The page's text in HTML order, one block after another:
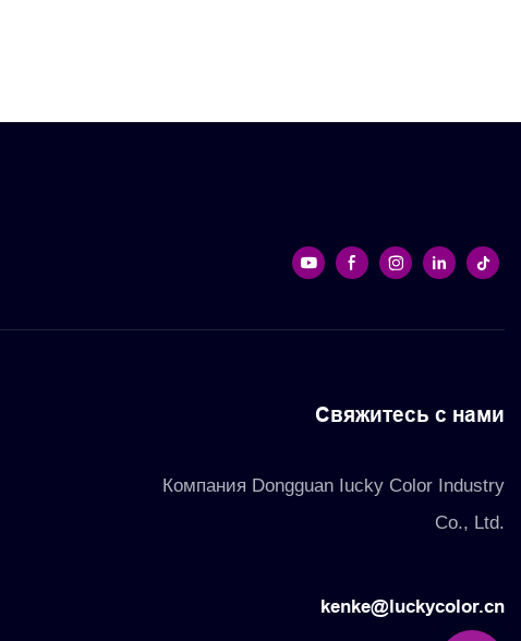
Свяжитесь с нами
Компания Dongguan Iucky Color Industry
Co., Ltd.
kenke@luckycolor.cn